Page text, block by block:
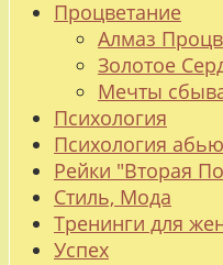
Процветание
Алмаз
Золотое
Мечты
Психология
Психология
Рейки "Вторая
Стиль, Мода
Тренинги для
Успех